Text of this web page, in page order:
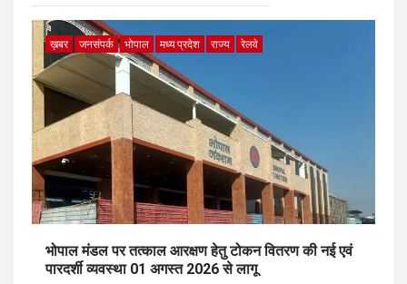
ख़बर जनसंपर्क भोपाल मध्य प्रदेश राज्य रेलवे
भोपाल मंडल पर तत्काल आरक्षण हेतु टोकन वितरण की नई एवं
पारदर्शी व्यवस्था 01 अगस्त 2026 से लागू